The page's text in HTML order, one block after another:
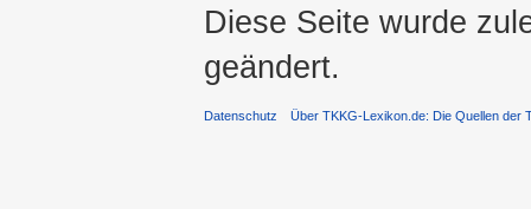
Diese Seite wurde
geändert.
Datenschutz Über TKKG-Lexikon.de: Die Quellen der